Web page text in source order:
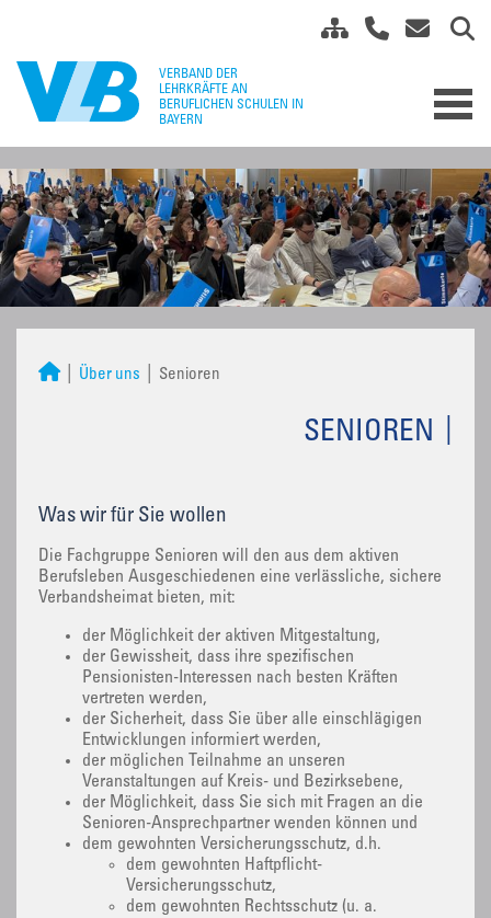
Über uns Senioren
SENIOREN
Was wir für Sie wollen
Die Fachgruppe Senioren will den aus dem aktiven
Berufsleben Ausgeschiedenen eine verlässliche, sichere
Verbandsheimat bieten, mit:
der Möglichkeit der aktiven Mitgestaltung,
der Gewissheit, dass ihre spezifischen
Pensionisten-Interessen nach besten Kräften
vertreten werden,
der Sicherheit, dass Sie über alle einschlägigen
Entwicklungen informiert werden,
der möglichen Teilnahme an unseren
Veranstaltungen auf Kreis- und Bezirksebene,
der Möglichkeit, dass Sie sich mit Fragen an die
Senioren-Ansprechpartner wenden können und
dem gewohnten Versicherungsschutz, d.h.
dem gewohnten Haftpflicht-
Versicherungsschutz,
dem gewohnten Rechtsschutz (u. a.